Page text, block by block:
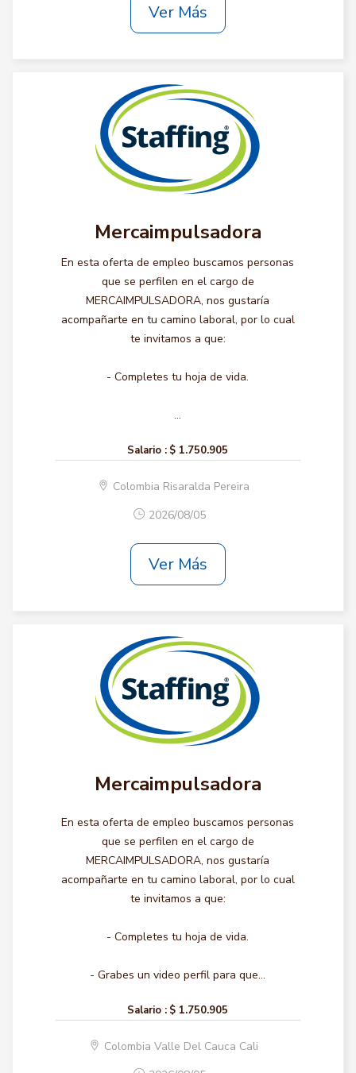
Ver Más
Mercaimpulsadora
En esta oferta de empleo buscamos personas
que se perfilen en el cargo de
MERCAIMPULSADORA, nos gustaría
acompañarte en tu camino laboral, por lo cual
te invitamos a que:
- Completes tu hoja de vida.
...
Salario : $ 1.750.905
Colombia Risaralda Pereira
2026/08/05
Ver Más
Mercaimpulsadora
En esta oferta de empleo buscamos personas
que se perfilen en el cargo de
MERCAIMPULSADORA, nos gustaría
acompañarte en tu camino laboral, por lo cual
te invitamos a que:
- Completes tu hoja de vida.
- Grabes un video perfil para que...
Salario : $ 1.750.905
Colombia Valle Del Cauca Cali